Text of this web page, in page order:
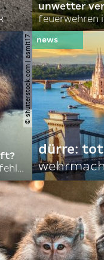
unwetter
feuerwehren
© shutterstock.com | asmit17
nordkoreas sommerliche empfehlungen
dürre: